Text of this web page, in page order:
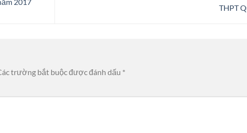
THPT
trường bắt buộc được đánh dấu *